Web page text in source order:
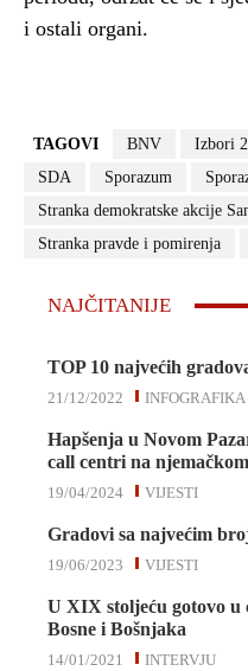
i ostali organi.
TAGOVI BNV Izbori
SDA
Sporazum
Stranka demokratske akcije
Stranka pravde i pomirenja
NAJČITANIJE
TOP 10 najvećih
INFOGRAFIKA
21/12/2022
Hapšenja u Novom
call centri na
VIJESTI
19/04/2024
Gradovi sa najvećim
VIJESTI
19/06/2023
U XIX stoljeću gotovo
Bosne i Bošnjaka
INTERVJU
14/01/2021